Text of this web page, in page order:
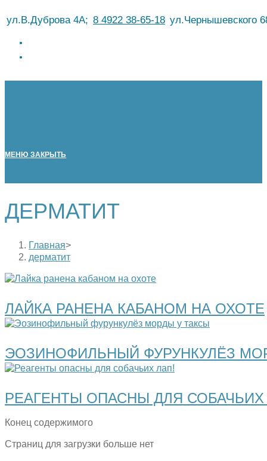
кул.В.Дуброва 4А; 8 4922 38-65-18 ул.Чернышевского
МЕНЮ ЗАКРЫТЬ
ДЕРМАТИТ
Главная>
дерматит
ЛАЙКА РАНЕНА КАБАНОМ НА ОХОТЕ
ЭОЗИНОФИЛЬНЫЙ ФУРУНКУЛЁЗ
РЕАГЕНТЫ ОПАСНЫ ДЛЯ СОБАЧЬИХ
Конец содержимого
Страниц для загрузки больше нет